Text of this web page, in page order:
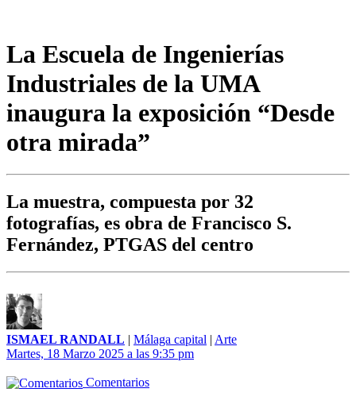
La Escuela de Ingenierías
Industriales de la UMA
inaugura la exposición “Desde
otra mirada”
La muestra, compuesta por 32
fotografías, es obra de Francisco S.
Fernández, PTGAS del centro
ISMAEL RANDALL | Málaga capital | Arte
Martes, 18 Marzo 2025 a las 9:35 pm
Comentarios